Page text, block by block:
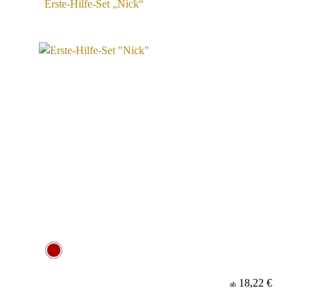
Erste-Hilfe-Set „Nick“
ab 18,22 €